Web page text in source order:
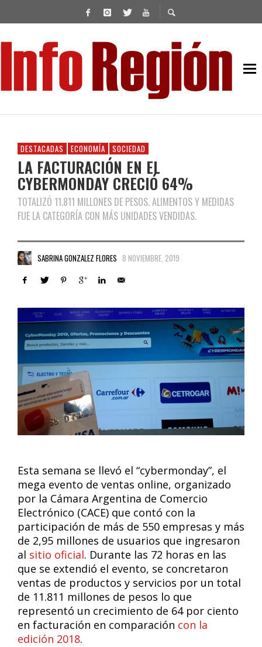
DESTACADAS ECONOMÍA SOCIEDAD
LA FACTURACIÓN EN EL
CYBERMONDAY CRECIÓ 64%
TOTALIZÓ 11.811 MILLONES DE PESOS. ALIMENTOS Y MEDIDAS
FUE LA CATEGORÍA CON MÁS UNIDADES VENDIDAS.
SABRINA GONZALEZ FLORES 8 NOVIEMBRE, 2019
Esta semana se llevó el “cybermonday”, el
mega evento de ventas online, organizado
por la Cámara Argentina de Comercio
Electrónico (CACE) que contó con la
participación de más de 550 empresas y más
de 2,95 millones de usuarios que ingresaron
al sitio oficial. Durante las 72 horas en las
que se extendió el evento, se concretaron
ventas de productos y servicios por un total
de 11.811 millones de pesos lo que
representó un crecimiento de 64 por ciento
en facturación en comparación con la
edición 2018.